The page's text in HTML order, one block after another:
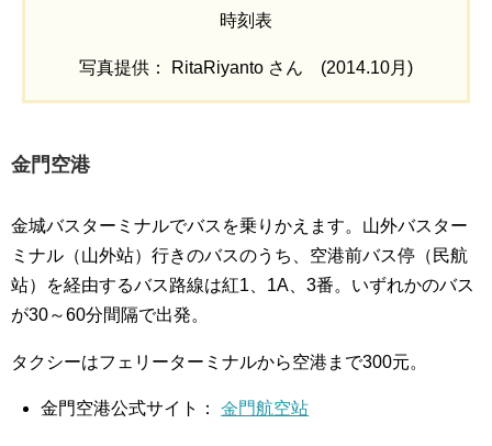
時刻表
写真提供： RitaRiyanto さん (2014.10月)
金門空港
金城バスターミナルでバスを乗りかえます。山外バスター
ミナル（山外站）行きのバスのうち、空港前バス停（民航
站）を経由するバス路線は紅1、1A、3番。いずれかのバス
が30～60分間隔で出発。
タクシーはフェリーターミナルから空港まで300元。
金門空港公式サイト：金門航空站